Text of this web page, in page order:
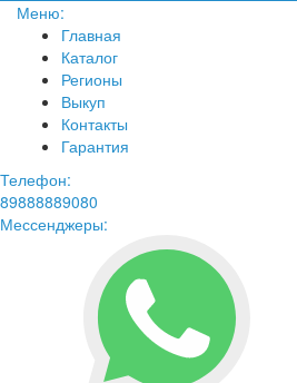
Меню:
Главная
Каталог
Регионы
Выкуп
Контакты
Гарантия
Телефон:
89888889080
Мессенджеры: